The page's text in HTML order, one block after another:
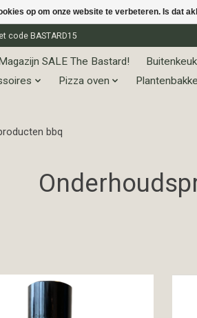
code BASTARD15
SALE The Bastard!
Pizza oven
bbq
op om onze website te verbeteren. Is dat